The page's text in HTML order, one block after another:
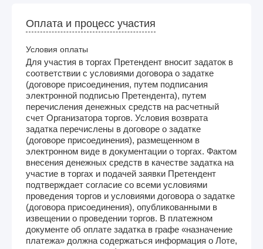
Оплата и процесс участия
Условия оплаты
Для участия в торгах Претендент вносит задаток в
соответствии с условиями договора о задатке
(договоре присоединения, путем подписания
электронной подписью Претендента), путем
перечисления денежных средств на расчетный
счет Организатора торгов. Условия возврата
задатка перечислены в договоре о задатке
(договоре присоединения), размещенном в
электронном виде в документации о торгах. Фактом
внесения денежных средств в качестве задатка на
участие в торгах и подачей заявки Претендент
подтверждает согласие со всеми условиями
проведения торгов и условиями договора о задатке
(договора присоединения), опубликованными в
извещении о проведении торгов. В платежном
документе об оплате задатка в графе «назначение
платежа» должна содержаться информация о Лоте,